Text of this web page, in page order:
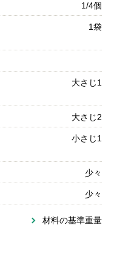
1/4個
1袋
大さじ1
大さじ2
小さじ1
少々
少々
材料の基準重量